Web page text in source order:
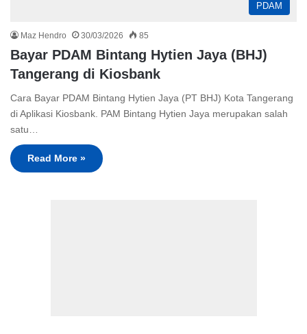
PDAM
Maz Hendro 30/03/2026 85
Bayar PDAM Bintang Hytien Jaya (BHJ)
Tangerang di Kiosbank
Cara Bayar PDAM Bintang Hytien Jaya (PT BHJ) Kota Tangerang
di Aplikasi Kiosbank. PAM Bintang Hytien Jaya merupakan salah
satu…
Read More »